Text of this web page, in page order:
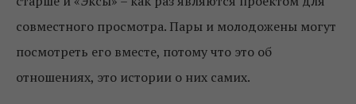
совместного просмотра. Пары и молодожены могут
посмотреть его вместе, потому что это об
отношениях, это истории о них самих.